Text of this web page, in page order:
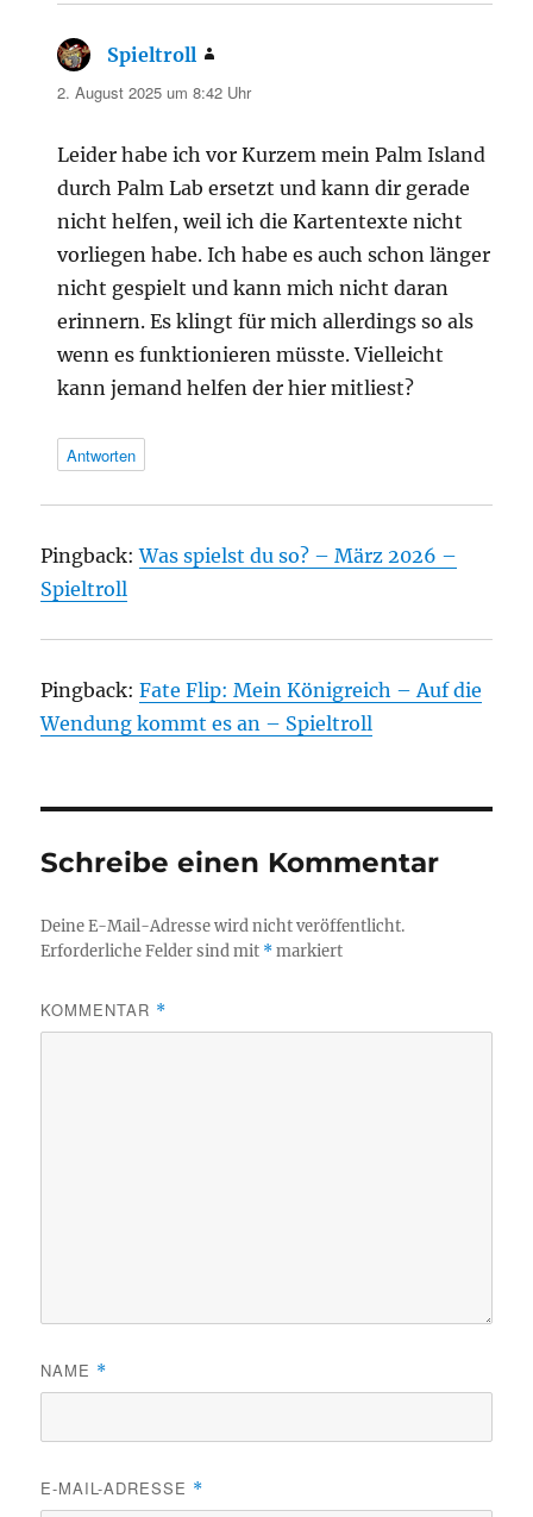
Spieltroll
2. August 2025 um 8:42 Uhr
Leider habe ich vor Kurzem mein Palm Island
durch Palm Lab ersetzt und kann dir gerade
nicht helfen, weil ich die Kartentexte nicht
vorliegen habe. Ich habe es auch schon länger
nicht gespielt und kann mich nicht daran
erinnern. Es klingt für mich allerdings so als
wenn es funktionieren müsste. Vielleicht
kann jemand helfen der hier mitliest?
Antworten
Pingback:Was spielst du so? – März 2026 –
Spieltroll
Pingback:Fate Flip: Mein Königreich – Auf die
Wendung kommt es an – Spieltroll
Schreibe einen Kommentar
Deine E-Mail-Adresse wird nicht veröffentlicht.
Erforderliche Felder sind mit *markiert
KOMMENTAR *
NAME *
E-MAIL-ADRESSE *